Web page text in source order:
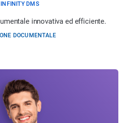
INFINITY DMS
innovativa ed efficiente.
DOCUMENTALE